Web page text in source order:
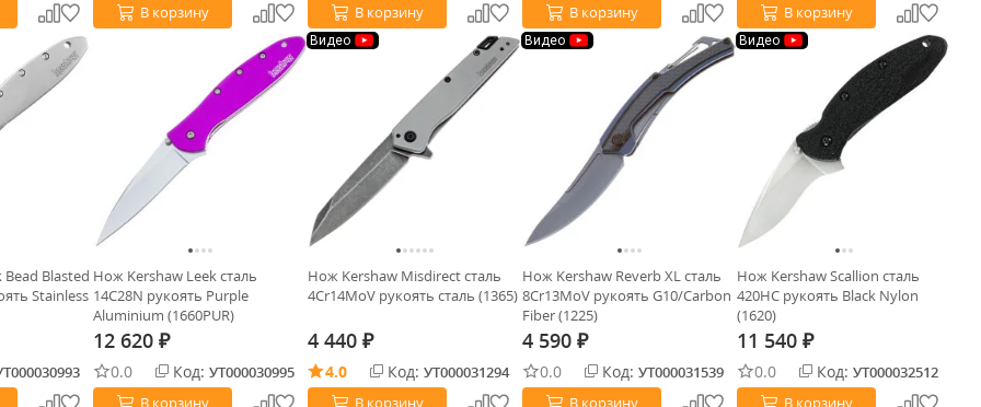
В корзину
В корзину
В корзину
В корзину
Blasted
Stainless
Нож Kershaw Leek сталь
14C28N рукоять Purple
Aluminium (1660PUR)
12 620 ₽
0.0 Код: УТ000030995
В корзину
Видео
Нож Kershaw Misdirect сталь
4Cr14MoV рукоять сталь (1365)
4 440 ₽
4.0 Код: УТ000031294
В корзину
Видео
Нож Kershaw Reverb XL сталь
8Cr13MoV рукоять G10/Carbon
Fiber (1225)
4 590 ₽
0.0 Код: УТ000031539
В корзину
Видео
Нож Kershaw Scallion сталь
420HC рукоять Black Nylon
(1620)
11 540 ₽
0.0 Код: УТ000032512
В корзину